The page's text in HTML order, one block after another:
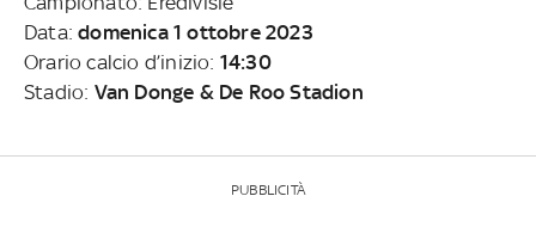
Data:domenica 1 ottobre 2023
Orario calcio d’inizio: 14:30
Stadio: Van Donge & De Roo Stadion
PUBBLICITÀ